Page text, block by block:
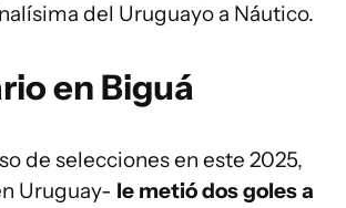
del Uruguayo a Náutico.
en Biguá
de selecciones en este 2025,
Uruguay- le metió dos goles a